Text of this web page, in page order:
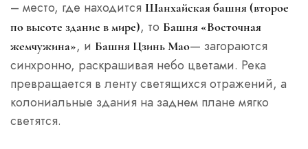
– место, где находится Шанхайская башня (второе
по высоте здание в мире), то Башня «Восточная
жемчужина», и Башня Цзинь Мао— загораются
синхронно, раскрашивая небо цветами. Река
превращается в ленту светящихся отражений, а
колониальные здания на заднем плане мягко
светятся.